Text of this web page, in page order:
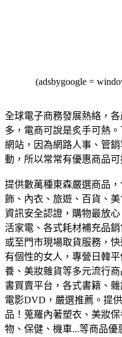
(adsbygoogle =
全球電子商務發展熱絡，
多，電商可說是炙手可熱
網站，因為網路人事、管
動，所以常常有優惠商品
提供數萬種東森嚴選商品
飾、內衣、旅遊、百貨、
資訊安全認證，購物最放心
活家電、各式耗材補充品
或至門市現場取貨服務，快
有個性的女人，專營日韓
養、美妝雜貨等多元流行
書買賣平台，各式書籍、
電影DVD，嚴選推薦。 提
品！蒐羅內著塑衣、美妝
物、保健、機車...等商品優